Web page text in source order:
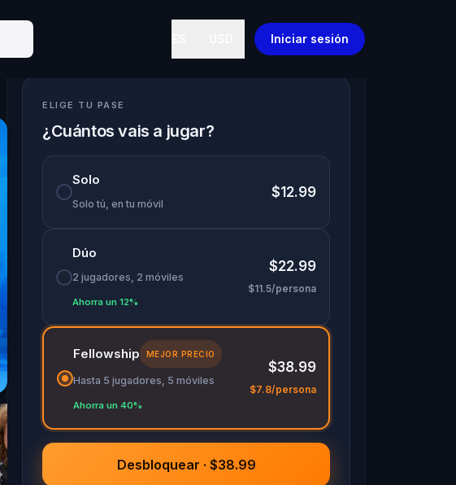
Iniciar sesión
ELIGE TU PASE
¿Cuántos vais a jugar?
Solo
Solo tú, en tu móvil
$12.99
Dúo
2 jugadores, 2 móviles
Ahorra un 12%
$22.99
$11.5/persona
Fellowship MEJOR PRECIO
Hasta 5 jugadores, 5 móviles
Ahorra un 40%
$38.99
$7.8/persona
Desbloquear · $38.99